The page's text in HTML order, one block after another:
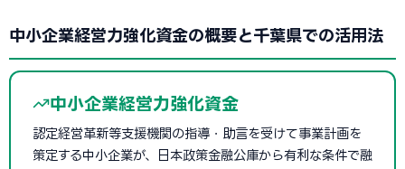
中小企業経営力強化資金の概要と千葉県での活用法
中小企業経営力強化資金
認定経営革新等支援機関の指導・助言を受けて事業計画を
策定する中小企業が、日本政策金融公庫から有利な条件で融